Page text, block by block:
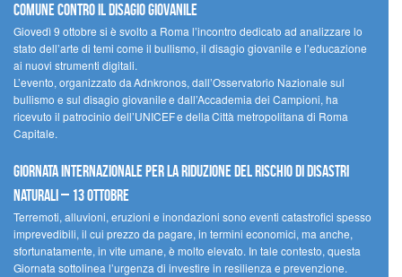
comune contro il disagio giovanile
Giovedì 9 ottobre si è svolto a Roma l’incontro dedicato ad analizzare lo
stato dell’arte di temi come il bullismo, il disagio giovanile e l’educazione
ai nuovi strumenti digitali.
L’evento, organizzato da Adnkronos, dall’Osservatorio Nazionale sul
bullismo e sul disagio giovanile e dall’Accademia dei Campioni, ha
ricevuto il patrocinio dell’UNICEF e della Città metropolitana di Roma
Capitale.
Giornata internazionale per la riduzione del rischio di disastri
naturali – 13 ottobre
Terremoti, alluvioni, eruzioni e inondazioni sono eventi catastrofici spesso
imprevedibili, il cui prezzo da pagare, in termini economici, ma anche,
sfortunatamente, in vite umane, è molto elevato. In tale contesto, questa
Giornata sottolinea l’urgenza di investire in resilienza e prevenzione.